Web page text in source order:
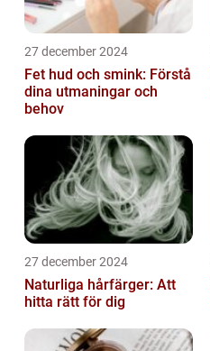
27 december 2024
Fet hud och smink: Förstå
dina utmaningar och
behov
27 december 2024
Naturliga hårfärger: Att
hitta rätt för dig